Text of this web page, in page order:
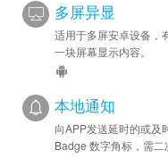
多屏异显
适用于多屏安卓设备，
一块屏幕显示内容。
本地通知
向APP发送延时的或及
Badge 数字角标，需二